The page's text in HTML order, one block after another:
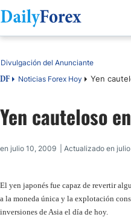
Tabla de contenidos
DF Noticias Forex Hoy Yen
Divulgación del Anunciante
Yen cauteloso
en julio 10, 2009 | Actualizado en
El yen japonés fue capaz de revertir
a la moneda única y la explotación
inversiones de Asia el día de hoy.